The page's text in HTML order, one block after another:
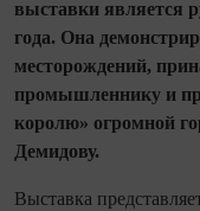
выставки является
года. Она
месторождений,
промышленнику и
королю» огромной
Демидову.
Выставка